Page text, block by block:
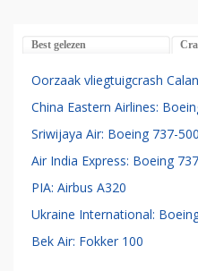
Best gelezen
Oorzaak vliegtuigcrash
China Eastern Airlines:
Sriwijaya Air: Boeing 737-500
Air India Express: Boeing
PIA: Airbus A320
Ukraine International:
Bek Air: Fokker 100